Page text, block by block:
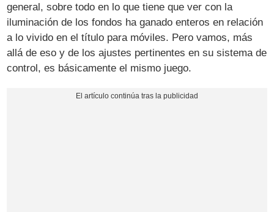
general, sobre todo en lo que tiene que ver con la
iluminación de los fondos ha ganado enteros en relación
a lo vivido en el título para móviles. Pero vamos, más
allá de eso y de los ajustes pertinentes en su sistema de
control, es básicamente el mismo juego.